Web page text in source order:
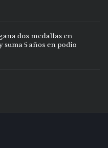
dos medallas en
suma 5 años en podio